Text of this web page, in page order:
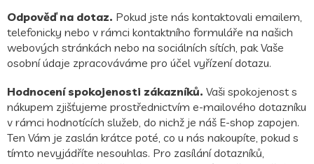
Odpověď na dotaz. Pokud jste nás kontaktovali emailem,
telefonicky nebo v rámci kontaktního formuláře na našich
webových stránkách nebo na sociálních sítích, pak Vaše
osobní údaje zpracováváme pro účel vyřízení dotazu.
Hodnocení spokojenosti zákazníků. Vaši spokojenost s
nákupem zjišťujeme prostřednictvím e-mailového dotazníku
v rámci hodnotících služeb, do nichž je náš E-shop zapojen.
Ten Vám je zaslán krátce poté, co u nás nakoupíte, pokud s
tímto nevyjádříte nesouhlas. Pro zasílání dotazníků,